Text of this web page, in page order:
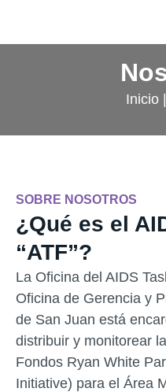
Inicio|
SOBRE NOSOTROS
¿Qué es el
“ATF”?
La Oficina del AIDS
Oficina de Gerencia y
de San Juan está
distribuir y monitorear
Fondos Ryan White
Initiative) para el Área